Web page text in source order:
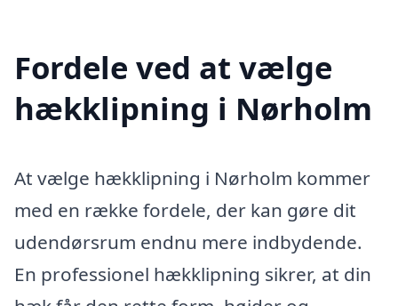
Fordele ved at vælge
hækklipning i Nørholm
At vælge hækklipning i Nørholm kommer
med en række fordele, der kan gøre dit
udendørsrum endnu mere indbydende.
En professionel hækklipning sikrer, at din